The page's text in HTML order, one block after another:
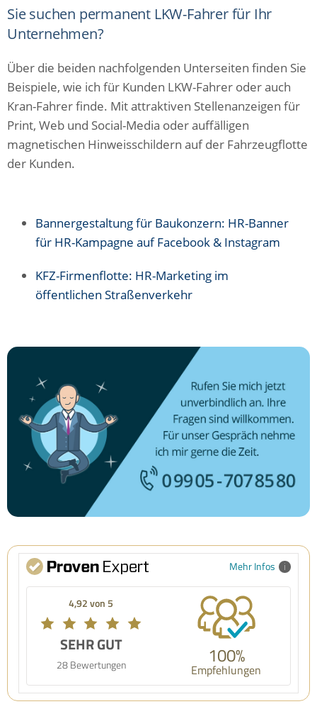
Sie suchen permanent LKW-Fahrer für Ihr
Unternehmen?
Über die beiden nachfolgenden Unterseiten finden Sie
Beispiele, wie ich für Kunden LKW-Fahrer oder auch
Kran-Fahrer finde. Mit attraktiven Stellenanzeigen für
Print, Web und Social-Media oder auffälligen
magnetischen Hinweisschildern auf der Fahrzeugflotte
der Kunden.
Bannergestaltung für Baukonzern: HR-Banner
für HR-Kampagne auf Facebook & Instagram
KFZ-Firmenflotte: HR-Marketing im
öffentlichen Straßenverkehr
Mehr Infos
4,92 von 5
SEHR GUT
28 Bewertungen 100%
Empfehlungen